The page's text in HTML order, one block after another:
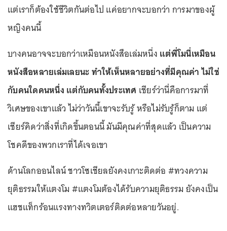
แต่เราก็ต้องใช้ชีวิตกันต่อไป แค่อยากจะบอกว่า การมาของผู้
หญิงคนนี้
บางคนอาจจะบอกว่าเหมือนหนังสือเล่มหนึ่ง แต่พี่โมนี่เหมือน
หนังสือหลายเล่มเลยนะ ทำให้เห็นหลายอย่างที่มีคุณค่า ไม่ใช่
กับคนใดคนหนึ่ง แต่กับคนทั้งประเทศ เชียร์ว่านี่คือการมาที่
วิเศษของเขาแล้ว ไม่ว่าวันนี้เขาจะรับรู้ หรือไม่รับรู้ก็ตาม แต่
เชียร์คิดว่าสิ่งที่เกิดขึ้นตอนนี้ มันมีคุณค่าที่สุดแล้ว เป็นความ
โชคดีของพวกเราที่ได้เจอเขา
ด้านโลกออนไลน์ ชาวโซเชียลยังคงเกาะติดต่อ #ทวงความ
ยุติธรรมให้แตงโม #แตงโมต้องได้รับความยุติธรรม ยังคงเป็น
แฮชแท็กร้อนแรงทางทวิตเตอร์ติดต่อหลายวันอยู่.